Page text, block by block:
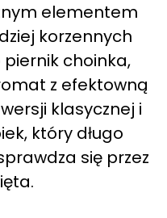
elementem
korzennych
choinka,
z efektowną
klasycznej i
który długo
się przez